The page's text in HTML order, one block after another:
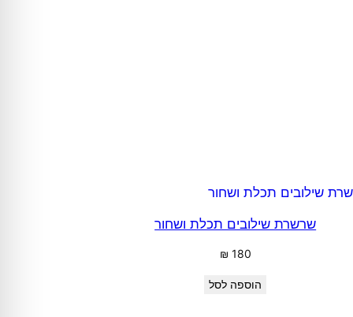
שרשרת שילובים תכלת ושחור
₪ 180
הוספה לסל